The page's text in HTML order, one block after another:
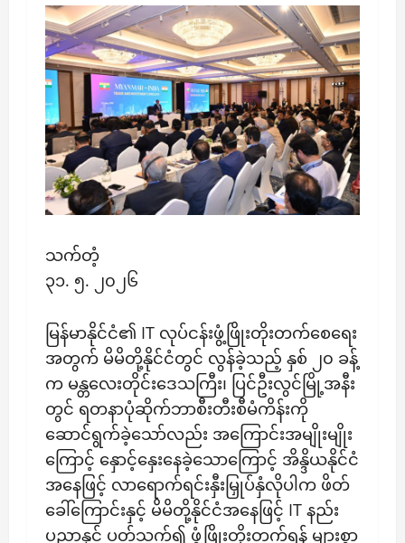
သက်တံ့
၃၁. ၅. ၂၀၂၆
မြန်မာနိုင်ငံ၏ IT လုပ်ငန်းဖွံ့ဖြိုးတိုးတက်စေရေး
အတွက် မိမိတို့နိုင်ငံတွင် လွန်ခဲ့သည့် နှစ် ၂၀ ခန့်
က မန္တလေးတိုင်းဒေသကြီး၊ ပြင်ဦးလွင်မြို့အနီး
တွင် ရတနာပုံဆိုက်ဘာစီးတီးစီမံကိန်းကို
ဆောင်ရွက်ခဲ့သော်လည်း အကြောင်းအမျိုးမျိုး
ကြောင့် နှောင့်နှေးနေခဲ့သောကြောင့် အိန္ဒိယနိုင်ငံ
အနေဖြင့် လာရောက်ရင်းနှီးမြှုပ်နှံလိုပါက ဖိတ်
ခေါ်ကြောင်းနှင့် မိမိတို့နိုင်ငံအနေဖြင့် IT နည်း
ပညာနှင့် ပတ်သက်၍ ဖွံ့ဖြိုးတိုးတက်ရန် များစွာ